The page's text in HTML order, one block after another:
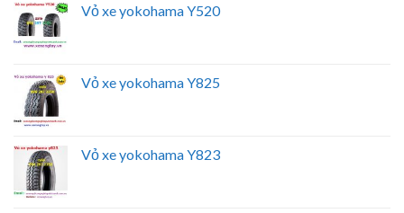
Vỏ xe yokohama Y520
Vỏ xe yokohama Y825
Vỏ xe yokohama Y823